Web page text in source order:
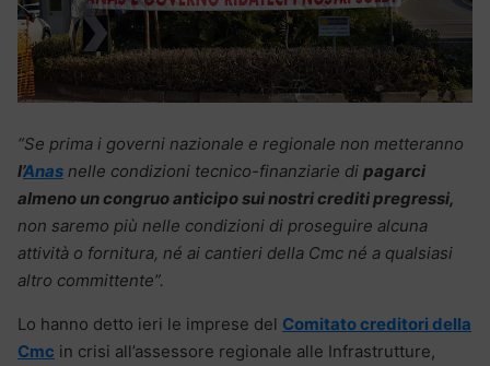
“Se prima i governi nazionale e regionale non metteranno
l’Anas nelle condizioni tecnico-finanziarie di pagarci
almeno un congruo anticipo sui nostri crediti pregressi,
non saremo più nelle condizioni di proseguire alcuna
attività o fornitura, né ai cantieri della Cmc né a qualsiasi
altro committente”.
Lo hanno detto ieri le imprese del Comitato creditori della
Cmc in crisi all’assessore regionale alle Infrastrutture,